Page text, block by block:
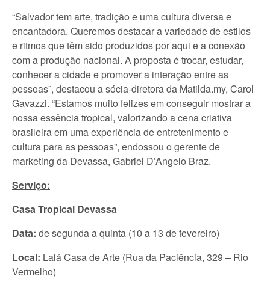
“Salvador tem arte, tradição e uma cultura diversa e
encantadora. Queremos destacar a variedade de estilos
e ritmos que têm sido produzidos por aqui e a conexão
com a produção nacional. A proposta é trocar, estudar,
conhecer a cidade e promover a interação entre as
pessoas”, destacou a sócia-diretora da Matilda.my, Carol
Gavazzi. “Estamos muito felizes em conseguir mostrar a
nossa essência tropical, valorizando a cena criativa
brasileira em uma experiência de entretenimento e
cultura para as pessoas”, endossou o gerente de
marketing da Devassa, Gabriel D’Angelo Braz.
Serviço:
Casa Tropical Devassa
Data: de segunda a quinta (10 a 13 de fevereiro)
Local: Lalá Casa de Arte (Rua da Paciência, 329 – Rio
Vermelho)